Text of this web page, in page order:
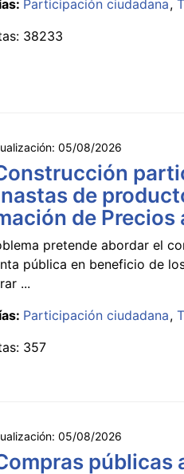
Participación ciudadana
38233
05/08/2026
de
de Precios
pretende abordar el
pública en beneficio de
...
Participación ciudadana
357
05/08/2026
públicas